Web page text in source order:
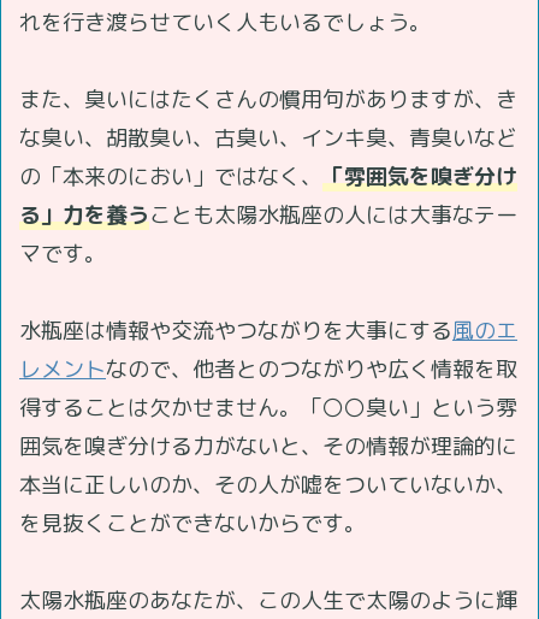
れを行き渡らせていく人もいるでしょう。
また、臭いにはたくさんの慣用句がありますが、き
な臭い、胡散臭い、古臭い、インキ臭、青臭いなど
の「本来のにおい」ではなく、 「雰囲気を嗅ぎ分け
る」力を養うことも太陽水瓶座の人には大事なテー
マです。
水瓶座は情報や交流やつながりを大事にする風のエ
レメントなので、他者とのつながりや広く情報を取
得することは欠かせません。「〇〇臭い」という雰
囲気を嗅ぎ分ける力がないと、その情報が理論的に
本当に正しいのか、その人が嘘をついていないか、
を見抜くことができないからです。
太陽水瓶座のあなたが、この人生で太陽のように輝